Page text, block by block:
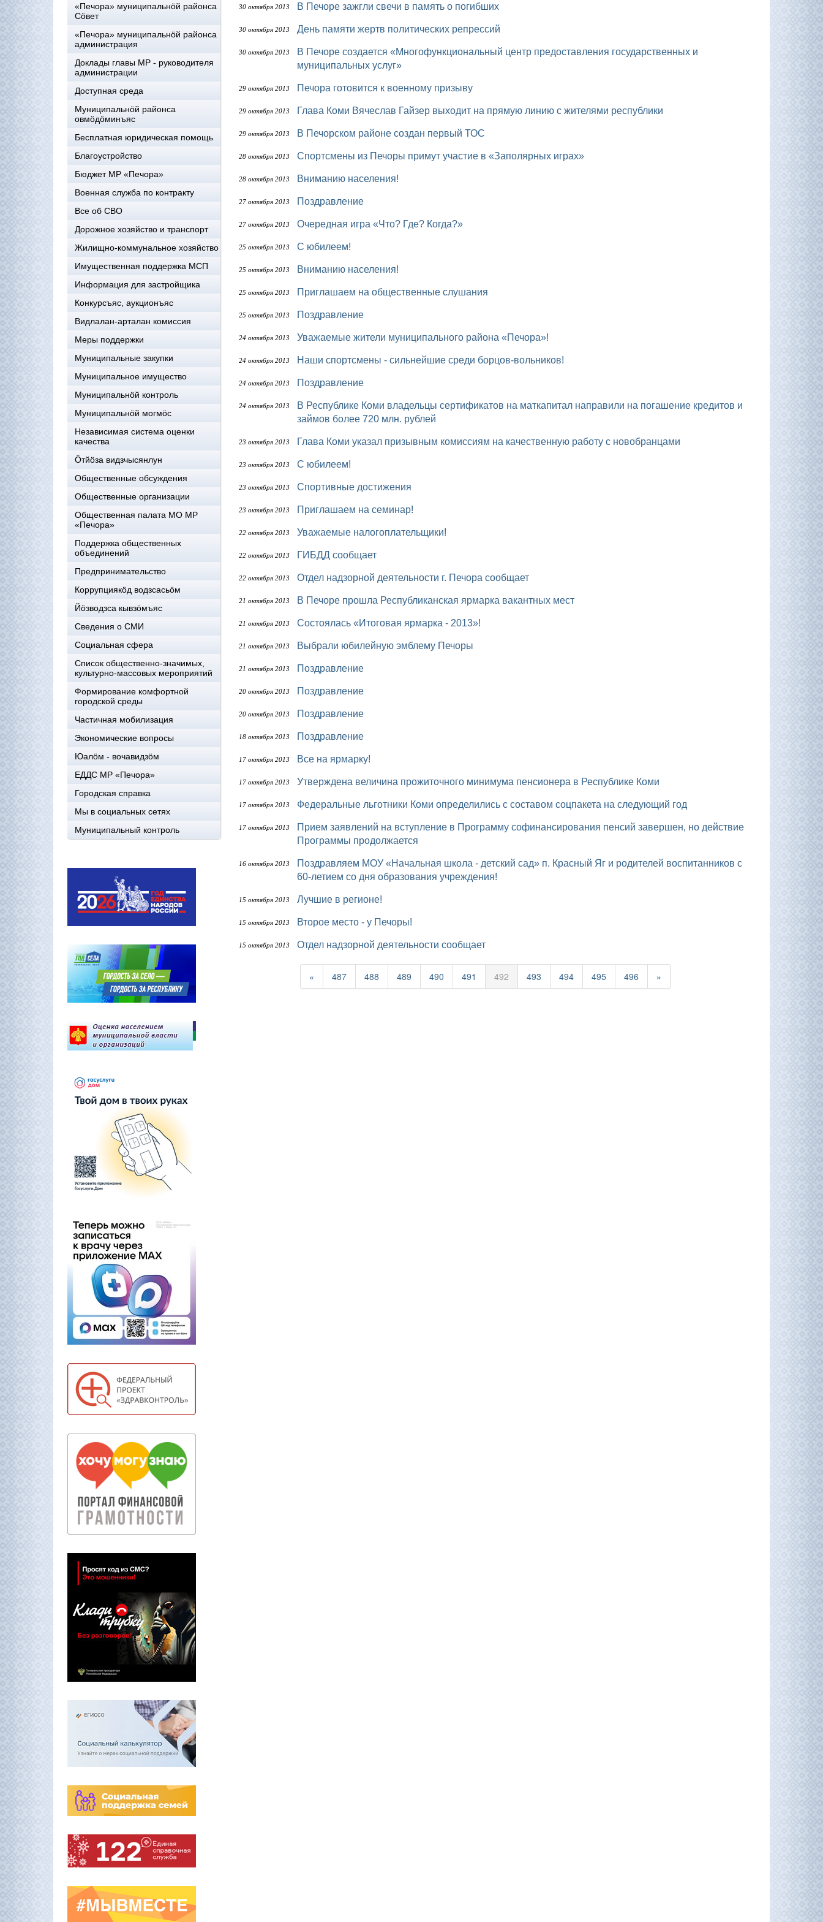
«Печора» муниципальнöй районса
Сöвет
«Печора» муниципальнöй районса
администрация
Доклады главы МР - руководителя
администрации
Доступная среда
Муниципальнöй районса
овмöдöминъяс
Бесплатная юридическая помощь
Благоустройство
Бюджет МР «Печора»
Военная служба по контракту
Все об СВО
Дорожное хозяйство и транспорт
Жилищно-коммунальное хозяйство
Имущественная поддержка МСП
Информация для застройщика
Конкурсъяс, аукционъяс
Видлалан-арталан комиссия
Меры поддержки
Муниципальные закупки
Муниципальное имущество
Муниципальнӧй контроль
Муниципальнöй могмöс
Независимая система оценки
качества
Öтйöза видзчысянлун
Общественные обсуждения
Общественные организации
Общественная палата МО МР
«Печора»
Поддержка общественных
объединений
Предпринимательство
Коррупциякöд водзсасьöм
Йöзводзса кывзöмъяс
Сведения о СМИ
Социальная сфера
Список общественно-значимых,
культурно-массовых мероприятий
Формирование комфортной
городской среды
Частичная мобилизация
Экономические вопросы
Юалӧм - вочавидзӧм
ЕДДС МР «Печора»
Городская справка
Мы в социальных сетях
Муниципальный контроль
30 октября 2013 В Печоре зажгли свечи в память о погибших
30 октября 2013 День памяти жертв политических репрессий
30 октября 2013
В Печоре создается «Многофункциональный центр предоставления государственных и
муниципальных услуг»
29 октября 2013 Печора готовится к военному призыву
29 октября 2013 Глава Коми Вячеслав Гайзер выходит на прямую линию с жителями республики
29 октября 2013 В Печорском районе создан первый ТОС
28 октября 2013 Спортсмены из Печоры примут участие в «Заполярных играх»
28 октября 2013 Вниманию населения!
27 октября 2013 Поздравление
27 октября 2013 Очередная игра «Что? Где? Когда?»
25 октября 2013 С юбилеем!
25 октября 2013 Вниманию населения!
25 октября 2013 Приглашаем на общественные слушания
25 октября 2013 Поздравление
24 октября 2013 Уважаемые жители муниципального района «Печора»!
24 октября 2013 Наши спортсмены - сильнейшие среди борцов-вольников!
24 октября 2013 Поздравление
24 октября 2013
В Республике Коми владельцы сертификатов на маткапитал направили на погашение кредитов и
займов более 720 млн. рублей
23 октября 2013 Глава Коми указал призывным комиссиям на качественную работу с новобранцами
23 октября 2013 С юбилеем!
23 октября 2013 Спортивные достижения
23 октября 2013 Приглашаем на семинар!
22 октября 2013 Уважаемые налогоплательщики!
22 октября 2013 ГИБДД сообщает
22 октября 2013 Отдел надзорной деятельности г. Печора сообщает
21 октября 2013 В Печоре прошла Республиканская ярмарка вакантных мест
21 октября 2013 Состоялась «Итоговая ярмарка - 2013»!
21 октября 2013 Выбрали юбилейную эмблему Печоры
21 октября 2013 Поздравление
20 октября 2013 Поздравление
20 октября 2013 Поздравление
18 октября 2013 Поздравление
17 октября 2013 Все на ярмарку!
17 октября 2013 Утверждена величина прожиточного минимума пенсионера в Республике Коми
17 октября 2013 Федеральные льготники Коми определились с составом соцпакета на следующий год
17 октября 2013
Прием заявлений на вступление в Программу софинансирования пенсий завершен, но действие
Программы продолжается
16 октября 2013
Поздравляем МОУ «Начальная школа - детский сад» п. Красный Яг и родителей воспитанников с
60-летием со дня образования учреждения!
15 октября 2013 Лучшие в регионе!
15 октября 2013 Второе место - у Печоры!
15 октября 2013 Отдел надзорной деятельности сообщает
« 487 488 489 490 491 492 493 494 495 496 »